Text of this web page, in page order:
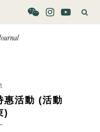
惠活動 (活動
)